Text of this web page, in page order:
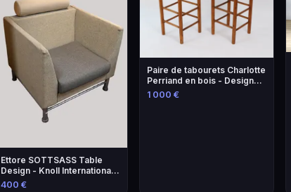
Ettore SOTTSASS Table
Design - Knoll International
Éditeur
400 €
Paire de tabourets Charlotte
Perriand en bois - Design
iconique
1 000 €